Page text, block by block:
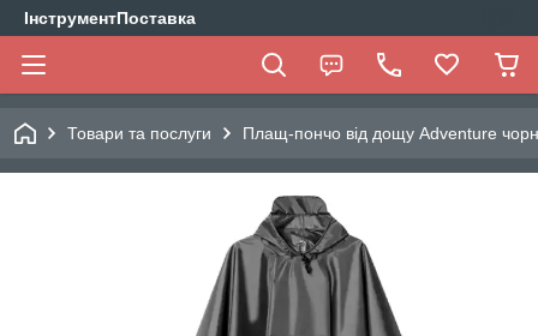
ІнструментПоставка
Товари та послуги Плащ-пончо від дощу Adventure